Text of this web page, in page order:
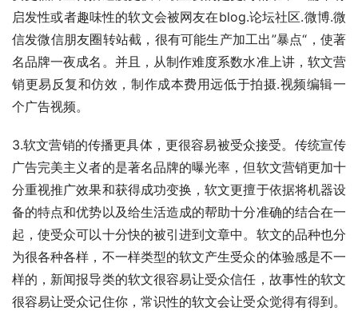
启发性或者趣味性的软文会被网友在blog.论坛社区.微博.微
信发微信朋友圈转站截，很有可能生产加工出”暴点“，使著
名品牌一夜成名。并且，从制作难度系数水准上讲，软文营
销更易反复和仿效，制作成本费用远低于拍摄.视频编辑一
个广告视频。
3.软文营销的传播更具体，更很容易被受众接受。传统宣传
广告完美主义者的是著名品牌的曝光率，但软文营销更加十
分重视推广效果和获得成功变换，软文更擅于依据将机器设
备的特点和优势以及给生活造成的帮助十分准确的结合在一
起，使受众可以十分快的被引进到文章中。软文的品种也分
为很各种各样，不一样类型的软文产生受众的体验感是不一
样的，新闻报导类的软文很容易让受众信任，故事性的软文
很容易让受众记住你，常识性的软文会让受众觉得有得到。